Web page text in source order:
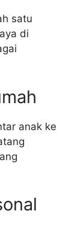
satu
di
anak ke